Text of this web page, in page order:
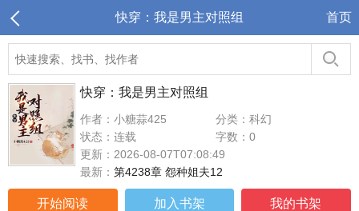
快穿：我是男主对照组 首页
快穿：我是男主对照组
作者：小糖蒜425
分类：科幻
状态：连载
字数：0
更新：2026-08-07T07:08:49
最新： 第4238章 怨种姐夫12
开始阅读 加入书架 我的书架